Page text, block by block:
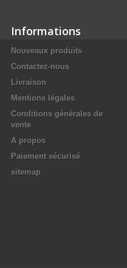
Informations
Nouveaux produits
Contactez-nous
Livraison
Mentions légales
Conditions générales de
vente
A propos
Paiement sécurisé
sitemap